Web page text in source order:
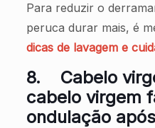
Para reduzir o
peruca durar mais, é
dicas de lavagem e
8. Cabelo
cabelo virgem
ondulação